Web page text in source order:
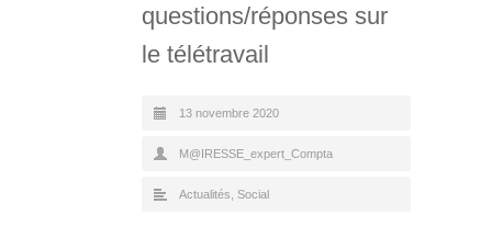
questions/réponses sur
le télétravail
13 novembre 2020
M@IRESSE_expert_Compta
Actualités Social